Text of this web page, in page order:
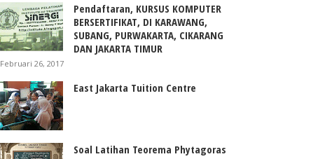
Pendaftaran, KURSUS KOMPUTER
BERSERTIFIKAT, DI KARAWANG,
SUBANG, PURWAKARTA, CIKARANG
DAN JAKARTA TIMUR
Februari 26, 2017
East Jakarta Tuition Centre
Soal Latihan Teorema Phytagoras